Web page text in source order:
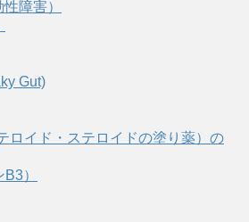
障害）
Gut)
ロイド・ステロイドの塗り薬）の
）